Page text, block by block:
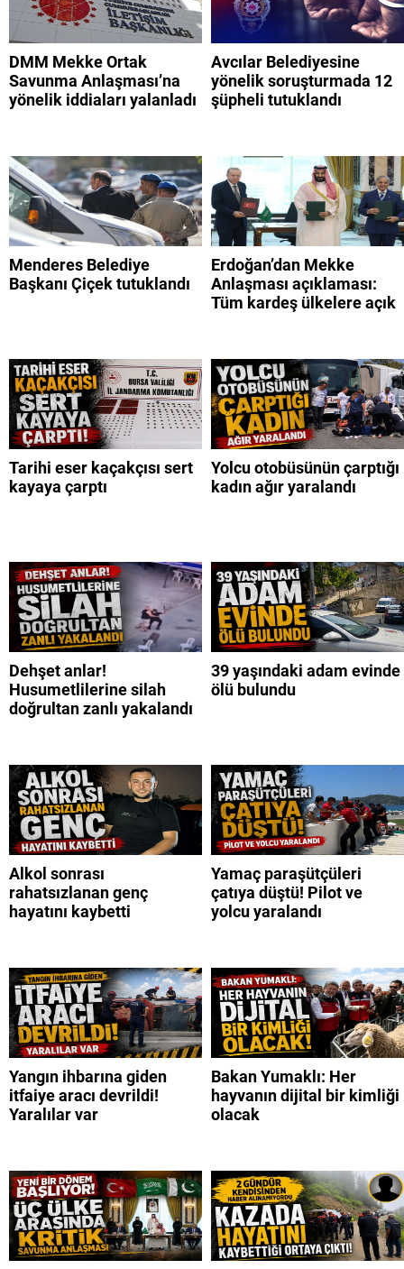
DMM Mekke Ortak
Savunma Anlaşması’na
yönelik iddiaları yalanladı
Avcılar Belediyesine
yönelik soruşturmada 12
şüpheli tutuklandı
Menderes Belediye
Başkanı Çiçek tutuklandı
Erdoğan’dan Mekke
Anlaşması açıklaması:
Tüm kardeş ülkelere açık
Tarihi eser kaçakçısı sert
kayaya çarptı
Yolcu otobüsünün çarptığı
kadın ağır yaralandı
Dehşet anlar!
Husumetlilerine silah
doğrultan zanlı yakalandı
39 yaşındaki adam evinde
ölü bulundu
Alkol sonrası
rahatsızlanan genç
hayatını kaybetti
Yamaç paraşütçüleri
çatıya düştü! Pilot ve
yolcu yaralandı
Yangın ihbarına giden
itfaiye aracı devrildi!
Yaralılar var
Bakan Yumaklı: Her
hayvanın dijital bir kimliği
olacak